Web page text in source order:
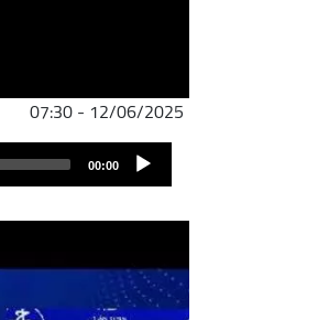
12/06/2025 - 07:30
ملف
الصوت
Audio
Player
00:00